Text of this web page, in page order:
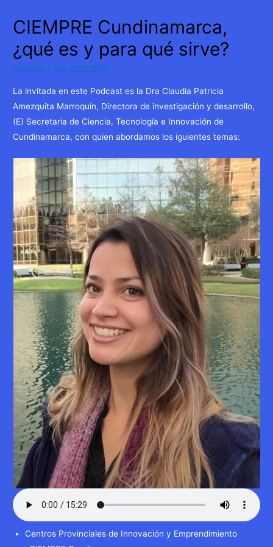
CIEMPRE Cundinamarca,
¿qué es y para qué sirve?
Podcast / Por c2521078
La invitada en este Podcast es la Dra Claudia Patricia
Amezquita Marroquín, Directora de investigación y desarrollo,
(E) Secretaria de Ciencia, Tecnología e Innovación de
Cundinamarca, con quien abordamos los iguientes temas:
Centros Provinciales de Innovación y Emprendimiento